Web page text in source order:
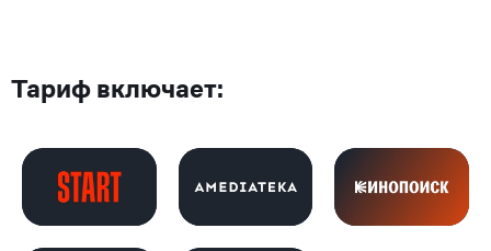
Тариф включает: